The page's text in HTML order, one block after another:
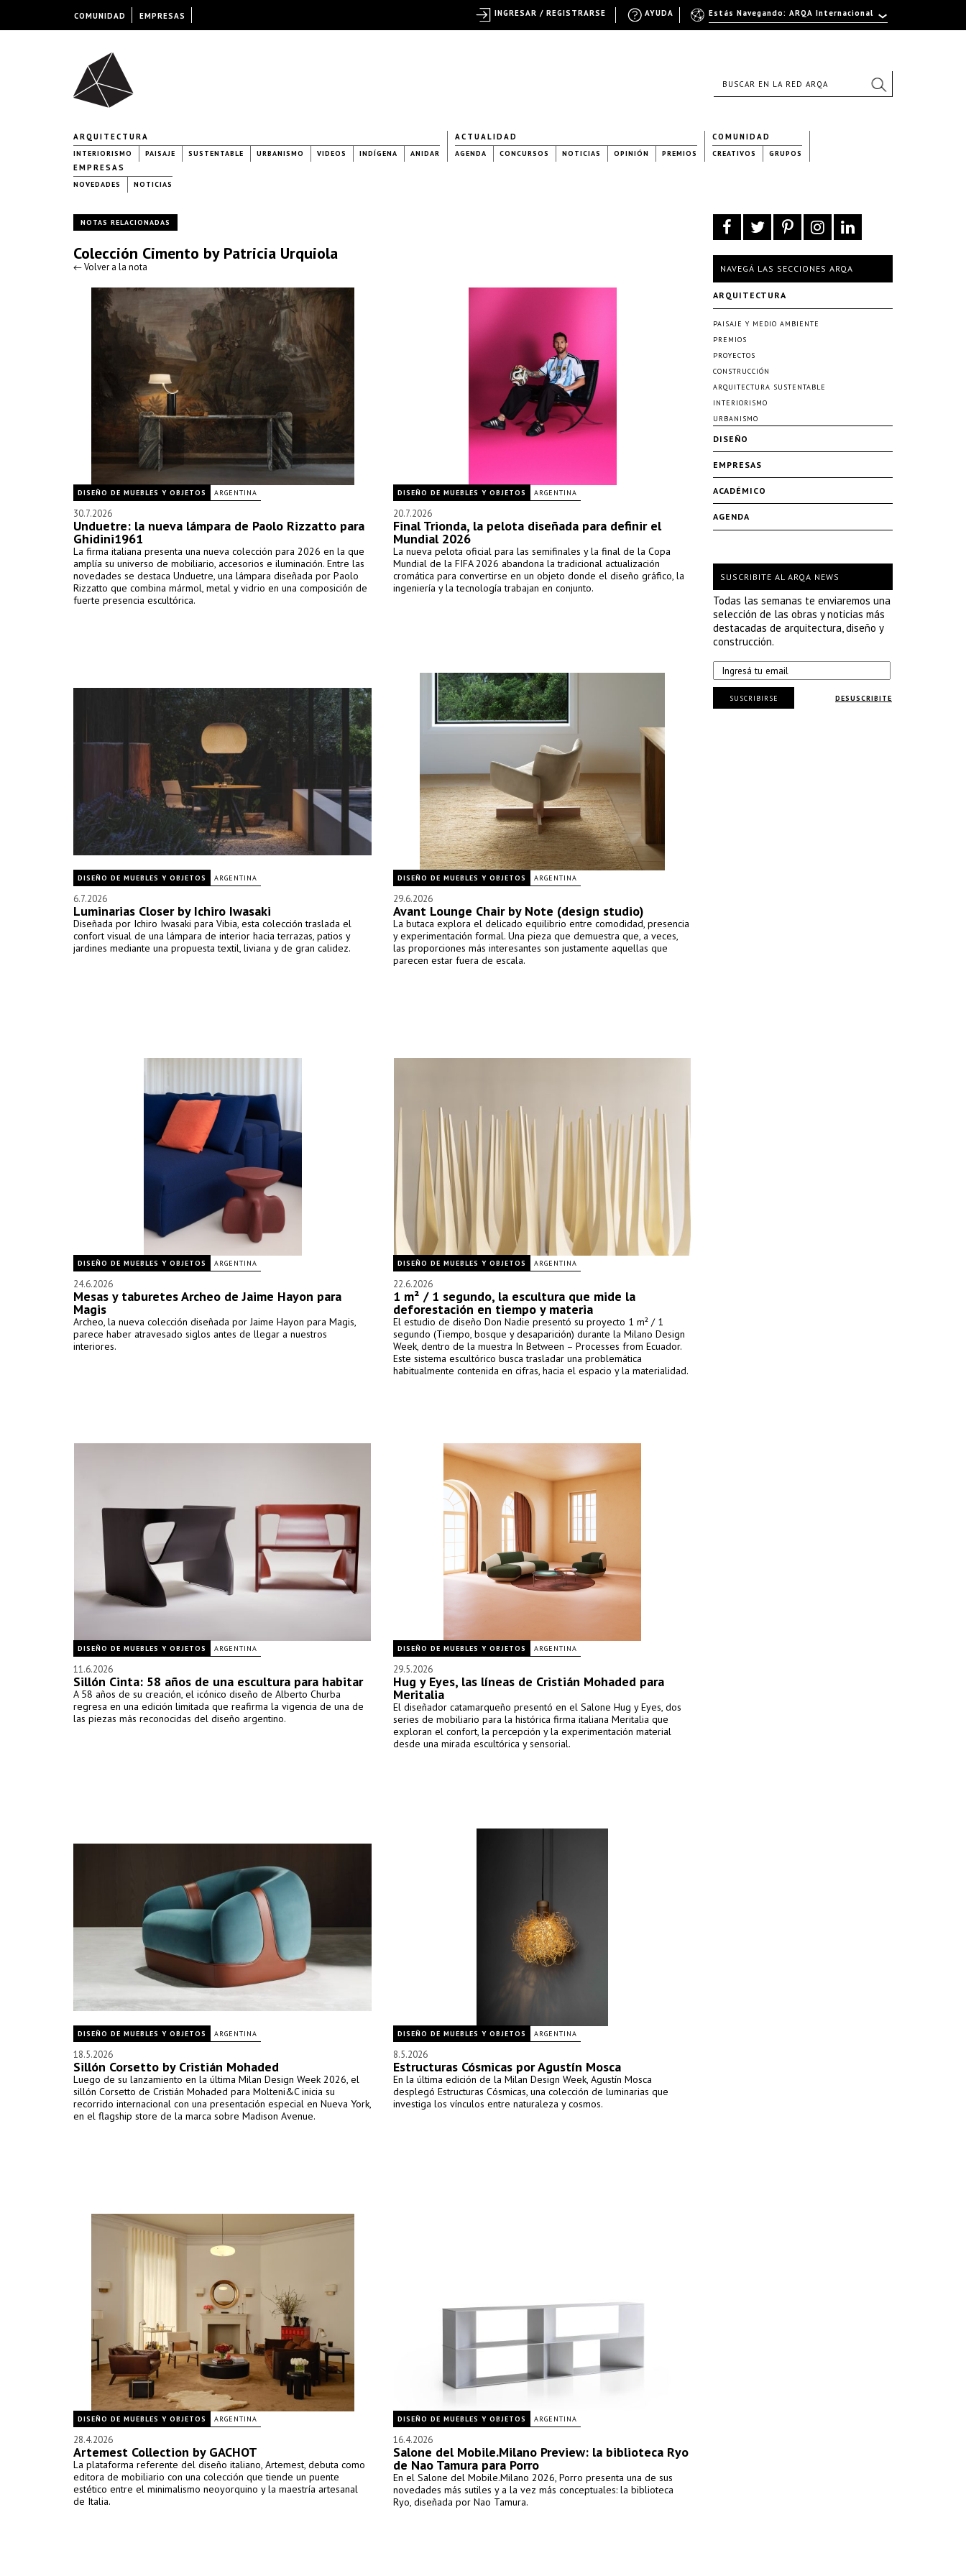
ARQUITECTURA
INTERIORISMO PAISAJE SUSTENTABLE URBANISMO VIDEOS INDÍGENA ANIDAR
ACTUALIDAD
AGENDA CONCURSOS NOTICIAS OPINIÓN PREMIOS
COMUNIDAD
CREATIVOS GRUPOS
EMPRESAS
NOVEDADES NOTICIAS
NOTAS RELACIONADAS
Colección Cimento by Patricia Urquiola
← Volver a la nota
DISEÑO DE MUEBLES Y OBJETOS ARGENTINA
30.7.2026
Unduetre: la nueva lámpara de Paolo Rizzatto para
Ghidini1961
La firma italiana presenta una nueva colección para 2026 en la que
amplía su universo de mobiliario, accesorios e iluminación. Entre las
novedades se destaca Unduetre, una lámpara diseñada por Paolo
Rizzatto que combina mármol, metal y vidrio en una composición de
fuerte presencia escultórica.
DISEÑO DE MUEBLES Y OBJETOS ARGENTINA
20.7.2026
Final Trionda, la pelota diseñada para definir el
Mundial 2026
La nueva pelota oficial para las semifinales y la final de la Copa
Mundial de la FIFA 2026 abandona la tradicional actualización
cromática para convertirse en un objeto donde el diseño gráfico, la
ingeniería y la tecnología trabajan en conjunto.
DISEÑO DE MUEBLES Y OBJETOS ARGENTINA
6.7.2026
Luminarias Closer by Ichiro Iwasaki
Diseñada por Ichiro Iwasaki para Vibia, esta colección traslada el
confort visual de una lámpara de interior hacia terrazas, patios y
jardines mediante una propuesta textil, liviana y de gran calidez.
DISEÑO DE MUEBLES Y OBJETOS ARGENTINA
29.6.2026
Avant Lounge Chair by Note (design studio)
La butaca explora el delicado equilibrio entre comodidad, presencia
y experimentación formal. Una pieza que demuestra que, a veces,
las proporciones más interesantes son justamente aquellas que
parecen estar fuera de escala.
DISEÑO DE MUEBLES Y OBJETOS ARGENTINA
24.6.2026
Mesas y taburetes Archeo de Jaime Hayon para
Magis
Archeo, la nueva colección diseñada por Jaime Hayon para Magis,
parece haber atravesado siglos antes de llegar a nuestros
interiores.
DISEÑO DE MUEBLES Y OBJETOS ARGENTINA
22.6.2026
1 m² / 1 segundo, la escultura que mide la
deforestación en tiempo y materia
El estudio de diseño Don Nadie presentó su proyecto 1 m² / 1
segundo (Tiempo, bosque y desaparición) durante la Milano Design
Week, dentro de la muestra In Between – Processes from Ecuador.
Este sistema escultórico busca trasladar una problemática
habitualmente contenida en cifras, hacia el espacio y la materialidad.
DISEÑO DE MUEBLES Y OBJETOS ARGENTINA
11.6.2026
Sillón Cinta: 58 años de una escultura para habitar
A 58 años de su creación, el icónico diseño de Alberto Churba
regresa en una edición limitada que reafirma la vigencia de una de
las piezas más reconocidas del diseño argentino.
DISEÑO DE MUEBLES Y OBJETOS ARGENTINA
29.5.2026
Hug y Eyes, las líneas de Cristián Mohaded para
Meritalia
El diseñador catamarqueño presentó en el Salone Hug y Eyes, dos
series de mobiliario para la histórica firma italiana Meritalia que
exploran el confort, la percepción y la experimentación material
desde una mirada escultórica y sensorial.
DISEÑO DE MUEBLES Y OBJETOS ARGENTINA
18.5.2026
Sillón Corsetto by Cristián Mohaded
Luego de su lanzamiento en la última Milan Design Week 2026, el
sillón Corsetto de Cristián Mohaded para Molteni&C inicia su
recorrido internacional con una presentación especial en Nueva York,
en el flagship store de la marca sobre Madison Avenue.
DISEÑO DE MUEBLES Y OBJETOS ARGENTINA
8.5.2026
Estructuras Cósmicas por Agustín Mosca
En la última edición de la Milan Design Week, Agustín Mosca
desplegó Estructuras Cósmicas, una colección de luminarias que
investiga los vínculos entre naturaleza y cosmos.
DISEÑO DE MUEBLES Y OBJETOS ARGENTINA
28.4.2026
Artemest Collection by GACHOT
La plataforma referente del diseño italiano, Artemest, debuta como
editora de mobiliario con una colección que tiende un puente
estético entre el minimalismo neoyorquino y la maestría artesanal
de Italia.
DISEÑO DE MUEBLES Y OBJETOS ARGENTINA
16.4.2026
Salone del Mobile.Milano Preview: la biblioteca Ryo
de Nao Tamura para Porro
En el Salone del Mobile.Milano 2026, Porro presenta una de sus
novedades más sutiles y a la vez más conceptuales: la biblioteca
Ryo, diseñada por Nao Tamura.
NAVEGÁ LAS SECCIONES ARQA
ARQUITECTURA
PAISAJE Y MEDIO AMBIENTE
PREMIOS
PROYECTOS
CONSTRUCCIÓN
ARQUITECTURA SUSTENTABLE
INTERIORISMO
URBANISMO
DISEÑO
EMPRESAS
ACADÉMICO
AGENDA
SUSCRIBITE AL ARQA NEWS
Todas las semanas te enviaremos una
selección de las obras y noticias más
destacadas de arquitectura, diseño y
construcción.
DESUSCRIBITE
SUSCRIBIRSE
COMUNIDAD EMPRESAS Estás Navegando: ARQA Internacional
AYUDA
INGRESAR / REGISTRARSE